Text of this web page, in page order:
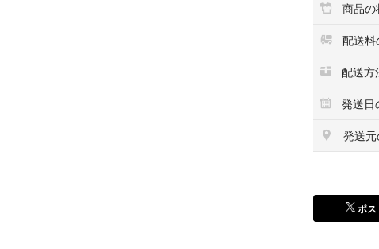
10,000円
まとめてご
ここから
こちらも
乾きが速く
商品の
配送料
配送方
発送日
発送
ポス